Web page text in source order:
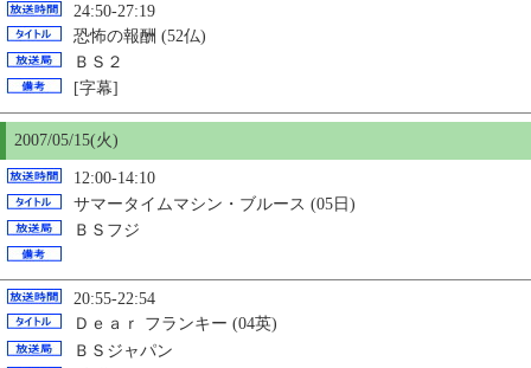
24:50-27:19
恐怖の報酬 (52仏)
ＢＳ２
[字幕]
2007/05/15(火)
12:00-14:10
サマータイムマシン・ブルース (05日)
ＢＳフジ
20:55-22:54
Ｄｅａｒ フランキー (04英)
ＢＳジャパン